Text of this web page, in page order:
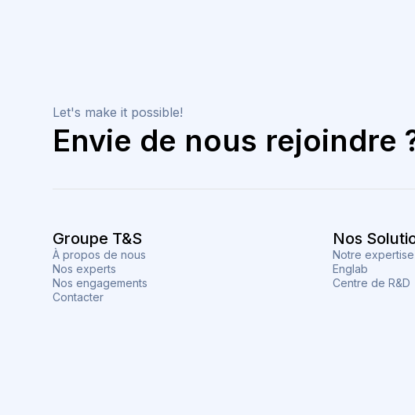
Let's make it possible!
Envie de nous rejoindre
Groupe T&S
À propos de nous
Nos experts
Nos engagements
Contacter
Nos
Notre expertise
Englab
Centre de R&D